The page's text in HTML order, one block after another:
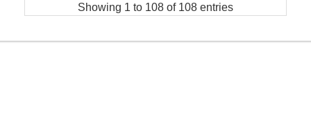
Showing 1 to 108 of 108 entries